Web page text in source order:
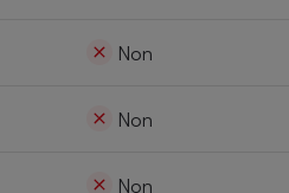
Non
Non
Non